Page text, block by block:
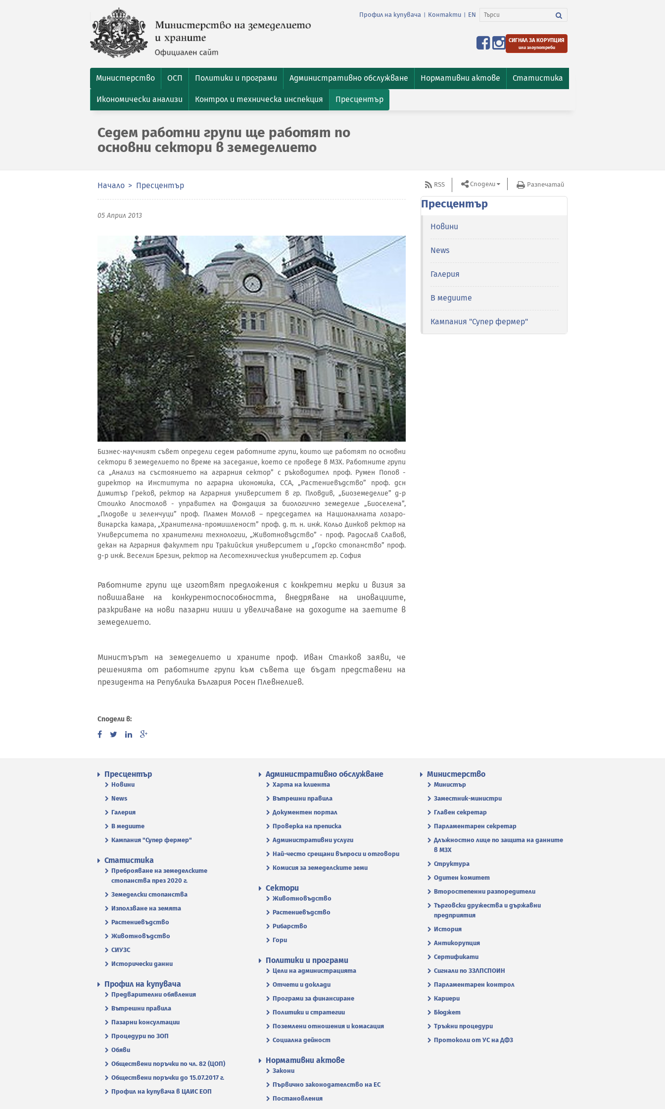
Профил на купувача Контакти EN
СИГНАЛ ЗА КОРУПЦИЯ
или злоупотреби
Министерство ОСП Политики и програми Административно обслужване Нормативни актове Статистика
Икономически анализи Контрол и техническа инспекция Пресцентър
Седем работни групи ще работят по
основни сектори в земеделието
Начало Пресцентър
05 Април 2013
Бизнес-научният съвет определи седем работните групи, които ще работят по основни
сектори в земеделието по време на заседание, което се проведе в МЗХ. Работните групи
са „Анализ на състоянието на аграрния сектор” с ръководител проф. Румен Попов -
директор на Института по аграрна икономика, ССА, „Растениевъдство” проф. дсн
Димитър Греков, ректор на Аграрния университет в гр. Пловдив, „Биоземеделие” д-р
Стоилко Апостолов - управител на Фондация за биологично земеделие „Биоселена”,
„Плодове и зеленчуци” проф. Пламен Моллов – председател на Националната лозаро-
винарска камара, „Хранителна-промишленост” проф. д. т. н. инж. Кольо Динков ректор на
Университета по хранителни технологии, „Животновъдство” - проф. Радослав Славов,
декан на Аграрния факултет при Тракийския университет и „Горско стопанство” проф.
д-р инж. Веселин Брезин, ректор на Лесотехническия университет гр. София
Работните групи ще изготвят предложения с конкретни мерки и визия за
повишаване на конкурентоспособността, внедряване на иновациите,
разкриване на нови пазарни ниши и увеличаване на доходите на заетите в
земеделието.
Министърът на земеделието и храните проф. Иван Станков заяви, че
решенията от работните групи към съвета ще бъдат представени на
президента на Република България Росен Плевнелиев.
Сподели в:
RSS Сподели Разпечатай
Пресцентър
Новини
News
Галерия
В медиите
Кампания "Супер фермер"
Пресцентър
Новини
News
Галерия
В медиите
Кампания "Супер фермер"
Административно обслужване
Харта на клиента
Вътрешни правила
Документен портал
Проверка на преписка
Административни услуги
Най-често срещани въпроси и отговори
Комисия за земеделските земи
Министерство
Министър
Заместник-министри
Главен секретар
Парламентарен секретар
Длъжностно лице по защита на данните
в МЗХ
Структура
Одитен комитет
Второстепенни разпоредители
Търговски дружества и държавни
предприятия
История
Антикорупция
Сертификати
Сигнали по ЗЗЛПСПОИН
Парламентарен контрол
Кариери
Бюджет
Тръжни процедури
Протоколи от УС на ДФЗ
Статистика
Преброяване на земеделските
стопанства през 2020 г.
Земеделски стопанства
Използване на земята
Растениевъдство
Животновъдство
СИУЗС
Исторически данни
Сектори
Животновъдство
Растениевъдство
Рибарство
Гори
Политики и програми
Цели на администрацията
Отчети и доклади
Програми за финансиране
Политики и стратегии
Поземлени отношения и комасация
Социална дейност
Профил на купувача
Предварителни обявления
Вътрешни правила
Пазарни консултации
Процедури по ЗОП
Обяви
Обществени поръчки по чл. 82 (ЦОП)
Обществени поръчки до 15.07.2017 г.
Профил на купувача в ЦАИС ЕОП
Нормативни актове
Закони
Първично законодателство на ЕС
Постановления